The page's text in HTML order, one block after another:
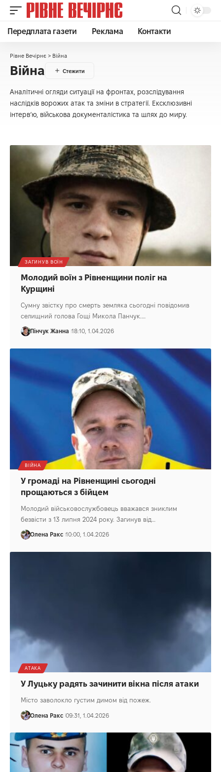
Передплата газети Реклама Контакти
Рівне Вечірнє > Війна
Війна
Аналітичні огляди ситуації на фронтах, розслідування
наслідків ворожих атак та зміни в стратегії. Ексклюзивні
інтерв’ю, військова документалістика та шлях до миру.
ЗАГИНУВ ВОЇН
Молодий воїн з Рівненщини поліг на
Курщині
Сумну звістку про смерть земляка сьогодні повідомив
селищний голова Гощі Микола Панчук.…
Пінчук Жанна 18:10, 1.04.2026
ВІЙНА
У громаді на Рівненщині сьогодні
прощаються з бійцем
Молодий військовослужбовець вважався зниклим
безвісти з 13 липня 2024 року. Загинув від…
Олена Ракс 10:00, 1.04.2026
АТАКА
У Луцьку радять зачинити вікна після атаки
Місто заволокло густим димом від пожеж.
Олена Ракс 09:31, 1.04.2026